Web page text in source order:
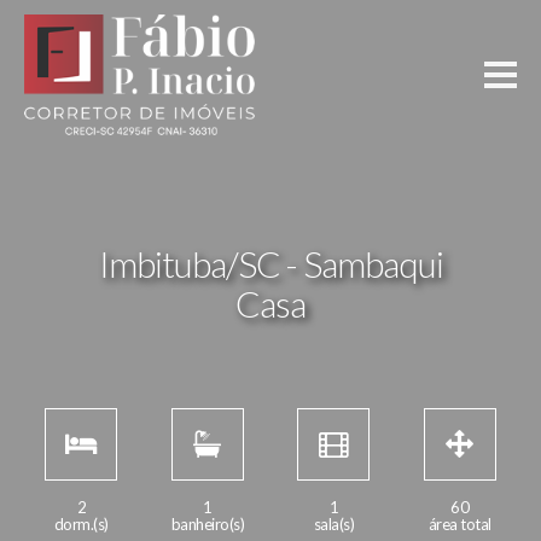
Imbituba/SC - Sambaqui
Casa
2
dorm.(s)
1
banheiro(s)
1
sala(s)
60
área total